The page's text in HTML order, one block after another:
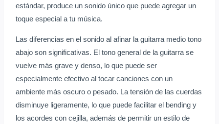
estándar, produce un sonido único que puede agregar un
toque especial a tu música.
Las diferencias en el sonido al afinar la guitarra medio tono
abajo son significativas. El tono general de la guitarra se
vuelve más grave y denso, lo que puede ser
especialmente efectivo al tocar canciones con un
ambiente más oscuro o pesado. La tensión de las cuerdas
disminuye ligeramente, lo que puede facilitar el bending y
los acordes con cejilla, además de permitir un estilo de